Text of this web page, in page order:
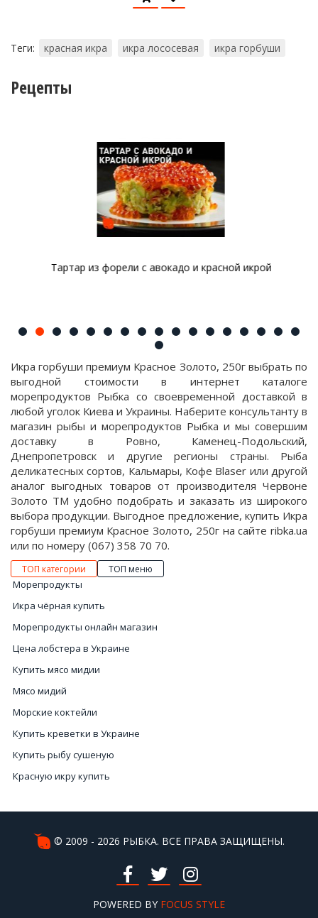
Теги: красная икра икра лососевая икра горбуши
Рецепты
Тартар из форели с авокадо и красной икрой
Икра горбуши премиум Красное Золото, 250г выбрать по
выгодной стоимости в интернет каталоге
морепродуктов Рыбка со своевременной доставкой в
любой уголок Киева и Украины. Наберите консультанту в
магазин рыбы и морепродуктов Рыбка и мы совершим
доставку в Ровно, Каменец-Подольский,
Днепропетровск и другие регионы страны. Рыба
деликатесных сортов, Кальмары, Кофе Blaser или другой
аналог выгодных товаров от производителя Червоне
Золото ТМ удобно подобрать и заказать из широкого
выбора продукции. Выгодное предложение, купить Икра
горбуши премиум Красное Золото, 250г на сайте ribka.ua
или по номеру (067) 358 70 70.
ТОП категории ТОП меню
Морепродукты
Икра чёрная купить
Морепродукты онлайн магазин
Цена лобстера в Украине
Купить мясо мидии
Мясо мидий
Морские коктейли
Купить креветки в Украине
Купить рыбу сушеную
Красную икру купить
Краб купить
Рыба сушеная цена
© 2009 - 2026 РЫБКА. ВСЕ ПРАВА ЗАЩИЩЕНЫ.
POWERED BY FOCUS STYLE